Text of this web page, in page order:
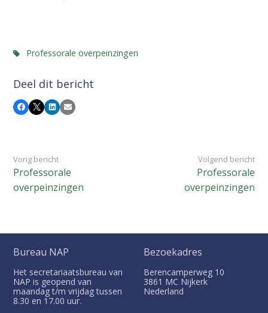
Professorale overpeinzingen
Deel dit bericht
Facebook
X LinkedIn
E-mail
Vorig bericht
Professorale
overpeinzingen
Volgend bericht
Professorale
overpeinzingen
Bureau NAP
Het secretariaatsbureau van
NAP is geopend van
maandag t/m vrijdag tussen
8.30 en 17.00 uur.
Bezoekadres
Berencamperweg 10
3861 MC Nijkerk
Nederland